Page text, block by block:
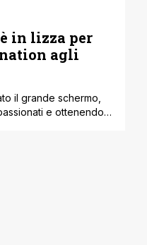
in lizza per
agli
il grande schermo,
e ottenendo